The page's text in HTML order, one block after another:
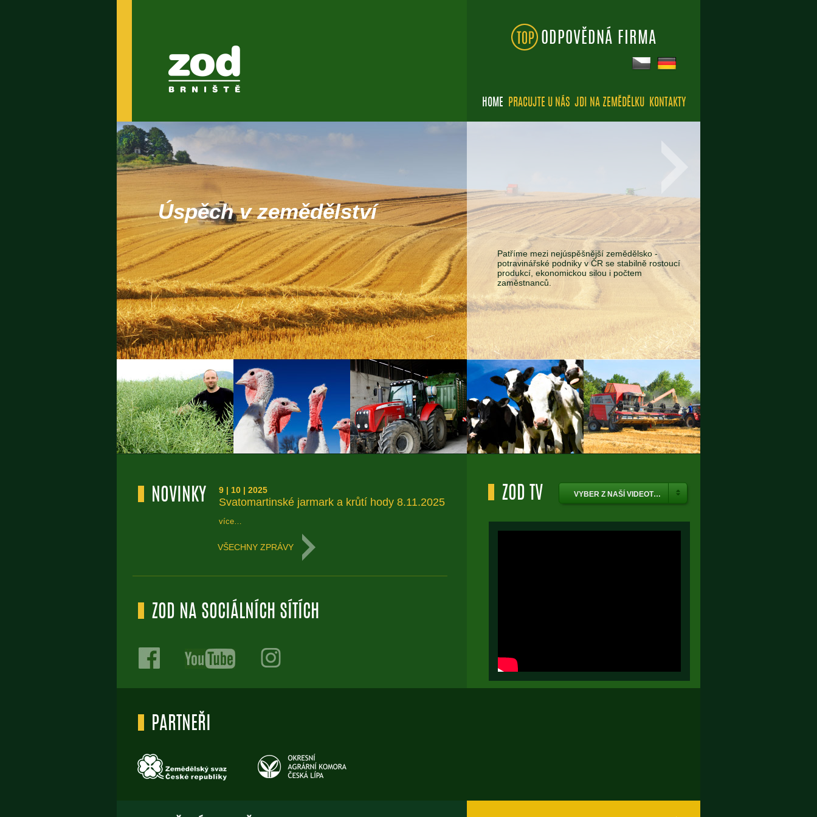
ODPOVĚDNÁ FIRMA
HOME PRACUJTE U NÁS JDI NA ZEMĚDĚLKU KONTAKTY
CS DE
Úspěch v zemědělství
Patříme mezi nejúspěšnější zemědělsko -
potravinářské podniky v ČR se stabilně rostoucí
produkcí, ekonomickou silou i počtem
zaměstnanců.
NOVINKY 9 | 10 | 2025
Svatomartinské jarmark a krůtí hody 8.11.2025
více…
VŠECHNY ZPRÁVY
ZOD NA SOCIÁLNÍCH SÍTÍCH
ZOD TV VYBER Z NAŠÍ VIDEOTÉKY
PARTNEŘI